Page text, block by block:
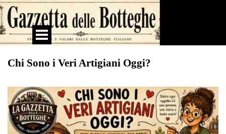
Vai ai contenuti
Salta menù
Chi Sono i Veri Artigiani Oggi?